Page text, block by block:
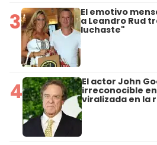
3 El emotivo
a Leandro Rud
luchaste"
4 El actor John
irreconocible
viralizada en la